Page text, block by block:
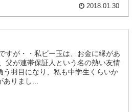
2018.01.30
すが・・私ビー玉は、お金に縁があ
父が連帯保証人という名の熱い友情
う羽目になり、私も中学生くらいか
りまし...